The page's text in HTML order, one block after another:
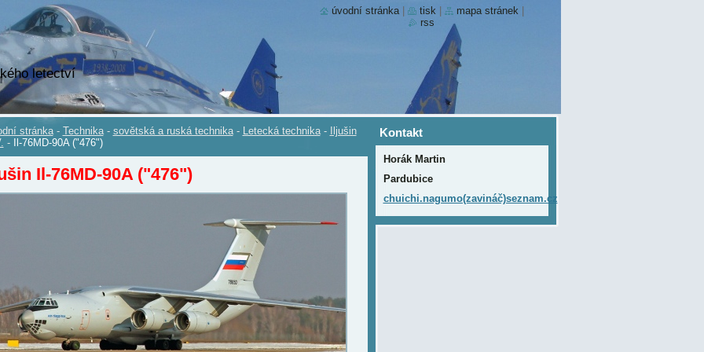
letectví
stránka - Technika - sovětská a ruská technika - Letecká technika -
Iljušin
- Il-76MD-90A ("476")
Il-76MD-90A ("476")
Kontakt
Horák Martin
Pardubice
chuichi.nagumo(zavináč)seznam.cz
úvodní stránka tisk mapa stránek
rss